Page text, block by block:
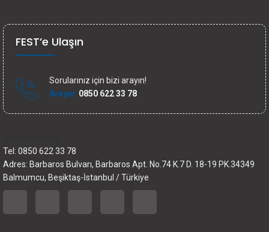
FEST’e Ulaşın
Sorularınız için bizi arayın!
Arayın: 0850 622 33 78
Tel: 0850 622 33 78
Adres: Barbaros Bulvarı, Barbaros Apt. No.74 K.7 D. 18-19 PK.34349
Balmumcu, Beşiktaş-İstanbul / Türkiye